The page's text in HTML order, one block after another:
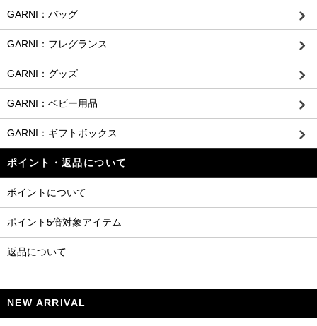
GARNI：バッグ
GARNI：フレグランス
GARNI：グッズ
GARNI：ベビー用品
GARNI：ギフトボックス
ポイント・返品について
ポイントについて
ポイント5倍対象アイテム
返品について
NEW ARRIVAL